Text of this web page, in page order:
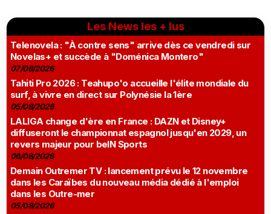
Les News les + lus
Telenovela : "À contre sens" arrive dès ce vendredi sur
Novelas+ et succède à "Doménica Montero"
07/08/2026
Tahiti Pro 2026 : Teahupo'o accueille l'élite mondiale du
surf, à vivre en direct sur Polynésie la 1ère
05/08/2026
LALIGA change d'ère en France : DAZN et Disney+
diffuseront le championnat espagnol jusqu'en 2029, un
revers majeur pour beIN Sports
06/08/2026
Demain Outremer TV : lancement prévu le 12 novembre
dans les Caraïbes du nouveau média dédié à l'emploi
dans les Outre-mer
05/08/2026